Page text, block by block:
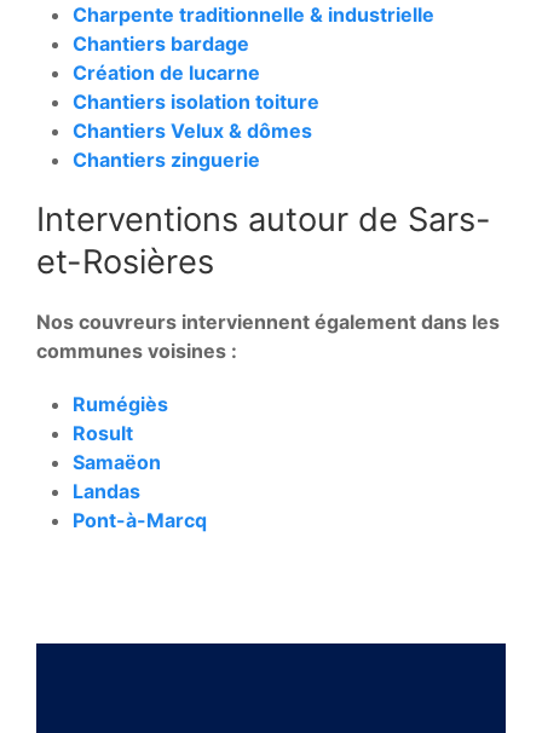
Charpente traditionnelle & industrielle
Chantiers bardage
Création de lucarne
Chantiers isolation toiture
Chantiers Velux & dômes
Chantiers zinguerie
Interventions autour de Sars-
et-Rosières
Nos couvreurs interviennent également dans les
communes voisines :
Rumégiès
Rosult
Samaëon
Landas
Pont-à-Marcq